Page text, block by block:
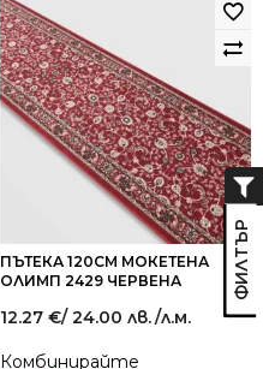
ПЪТЕКА 120СМ МОКЕТЕНА
ОЛИМП 2429 ЧЕРВЕНА
12.27 €/ 24.00 лв./л.м.
Комбинирайте